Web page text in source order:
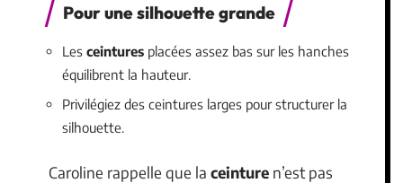
Pour une silhouette grande
Les ceintures placées assez bas sur les hanches
équilibrent la hauteur.
Privilégiez des ceintures larges pour structurer la
silhouette.
Caroline rappelle que la ceinture n’est pas